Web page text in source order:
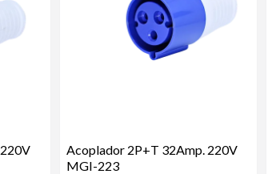
Acoplador 2P+T 32Amp. 220V
MGI-223